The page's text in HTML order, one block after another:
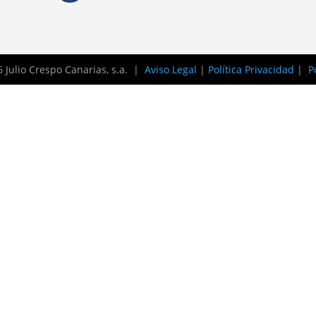
Julio Crespo Canarias, s.a. | Aviso Legal | Política Privacidad |